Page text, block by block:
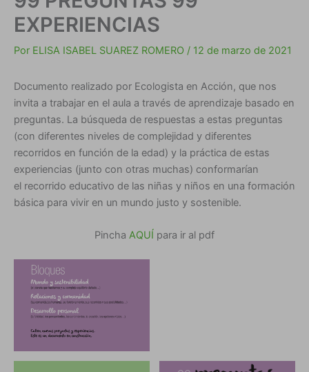
EXPERIENCIAS
Por ELISA ISABEL SUAREZ ROMERO / 12 de marzo de 2021
Documento realizado por Ecologista en Acción, que nos
invita a trabajar en el aula a través de aprendizaje basado en
preguntas. La búsqueda de respuestas a estas preguntas
(con diferentes niveles de complejidad y diferentes
recorridos en función de la edad) y la práctica de estas
experiencias (junto con otras muchas) conformarían
el recorrido educativo de las niñas y niños en una formación
básica para vivir en un mundo justo y sostenible.
Pincha AQUÍ para ir al pdf